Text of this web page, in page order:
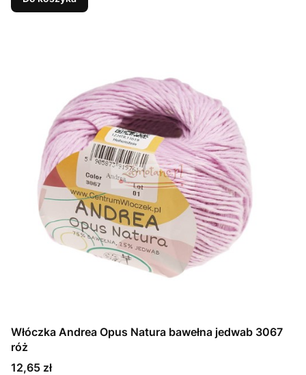
Włóczka Andrea Opus Natura bawełna jedwab 3067
róż
Cena
12,65 zł